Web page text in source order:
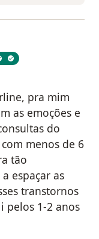
pra mim
as emoções e
do
menos de 6
tão
espaçar as
transtornos
pelos 1-2 anos